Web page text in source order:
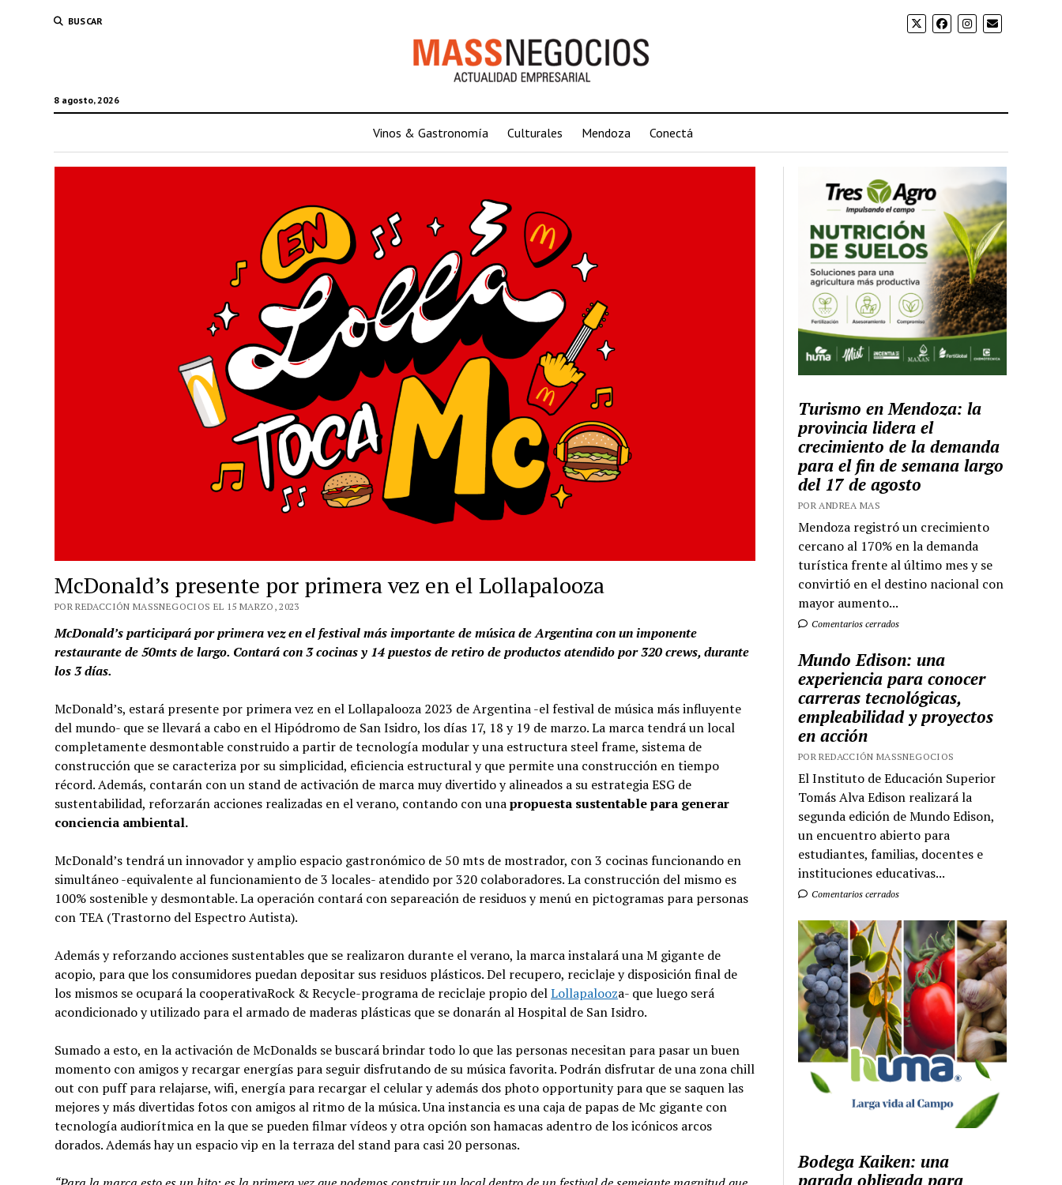
BUSCAR
8 agosto, 2026
Vinos & Gastronomía Culturales Mendoza Conectá
McDonald’s presente por primera vez en el Lollapalooza
POR REDACCIÓN MASSNEGOCIOS EL 15 MARZO, 2023
McDonald’s participará por primera vez en el festival más importante de música de Argentina con un imponente
restaurante de 50mts de largo. Contará con 3 cocinas y 14 puestos de retiro de productos atendido por 320 crews, durante
los 3 días.
McDonald’s, estará presente por primera vez en el Lollapalooza 2023 de Argentina -el festival de música más influyente
del mundo- que se llevará a cabo en el Hipódromo de San Isidro, los días 17, 18 y 19 de marzo. La marca tendrá un local
completamente desmontable construido a partir de tecnología modular y una estructura steel frame, sistema de
construcción que se caracteriza por su simplicidad, eficiencia estructural y que permite una construcción en tiempo
récord. Además, contarán con un stand de activación de marca muy divertido y alineados a su estrategia ESG de
sustentabilidad, reforzarán acciones realizadas en el verano, contando con unapropuesta sustentable para generar
conciencia ambiental.
McDonald’s tendrá un innovador y amplio espacio gastronómico de 50 mts de mostrador, con 3 cocinas funcionando en
simultáneo -equivalente al funcionamiento de 3 locales- atendido por 320 colaboradores. La construcción del mismo es
100% sostenible y desmontable. La operación contará con separeación de residuos y menú en pictogramas para personas
con TEA (Trastorno del Espectro Autista).
Además y reforzando acciones sustentables que se realizaron durante el verano, la marca instalará una M gigante de
acopio, para que los consumidores puedan depositar sus residuos plásticos. Del recupero, reciclaje y disposición final de
los mismos se ocupará la cooperativaRock & Recycle-programa de reciclaje propio delLollapalooza- que luego será
acondicionado y utilizado para el armado de maderas plásticas que se donarán al Hospital de San Isidro.
Sumado a esto, en la activación de McDonalds se buscará brindar todo lo que las personas necesitan para pasar un buen
momento con amigos y recargar energías para seguir disfrutando de su música favorita. Podrán disfrutar de una zona chill
out con puff para relajarse, wifi, energía para recargar el celular y además dos photo opportunity para que se saquen las
mejores y más divertidas fotos con amigos al ritmo de la música. Una instancia es una caja de papas de Mc gigante con
tecnología audiorítmica en la que se pueden filmar vídeos y otra opción son hamacas adentro de los icónicos arcos
dorados. Además hay un espacio vip en la terraza del stand para casi 20 personas.
Turismo en Mendoza: la
provincia lidera el
crecimiento de la demanda
para el fin de semana largo
del 17 de agosto
POR ANDREA MAS
Mendoza registró un crecimiento
cercano al 170% en la demanda
turística frente al último mes y se
convirtió en el destino nacional con
mayor aumento...
Comentarios cerrados
Mundo Edison: una
experiencia para conocer
carreras tecnológicas,
empleabilidad y proyectos
en acción
POR REDACCIÓN MASSNEGOCIOS
El Instituto de Educación Superior
Tomás Alva Edison realizará la
segunda edición de Mundo Edison,
un encuentro abierto para
estudiantes, familias, docentes e
instituciones educativas...
Comentarios cerrados
Bodega Kaiken: una
parada obligada para